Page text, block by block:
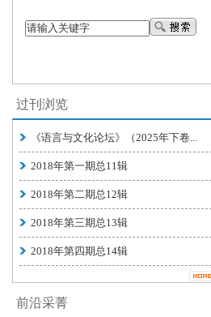
过刊浏览
《语言与文化论坛》（2025年下卷...
2018年第一期总11辑
2018年第二期总12辑
2018年第三期总13辑
2018年第四期总14辑
前沿采菁